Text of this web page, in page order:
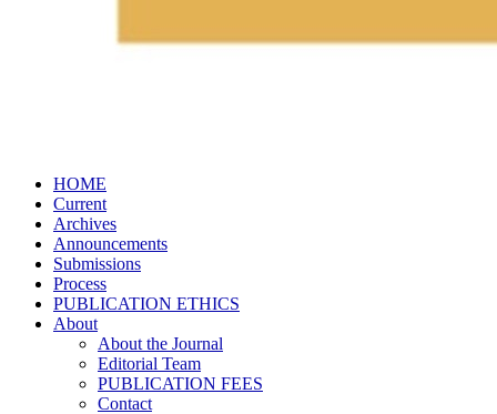
HOME
Current
Archives
Announcements
Submissions
Process
PUBLICATION​ ETHICS
About
About the Journal
Editorial Team
PUBLICATION FEES
Contact